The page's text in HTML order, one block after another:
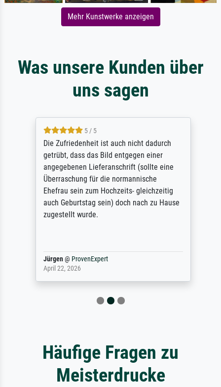
Mehr Kunstwerke anzeigen
Was unsere Kunden über
uns sagen
5 / 5
Die Zufriedenheit ist auch nicht dadurch
getrübt, dass das Bild entgegen einer
angegebenen Lieferanschrift (sollte eine
Überraschung für die normannische
Ehefrau sein zum Hochzeits- gleichzeitig
auch Geburtstag sein) doch nach zu Hause
zugestellt wurde.
Jürgen@ProvenExpert
April 22, 2026
Häufige Fragen zu
Meisterdrucke